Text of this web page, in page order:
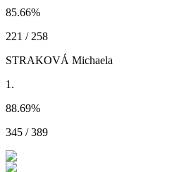
85.66%
221 / 258
STRAKOVÁ Michaela
1.
88.69%
345 / 389